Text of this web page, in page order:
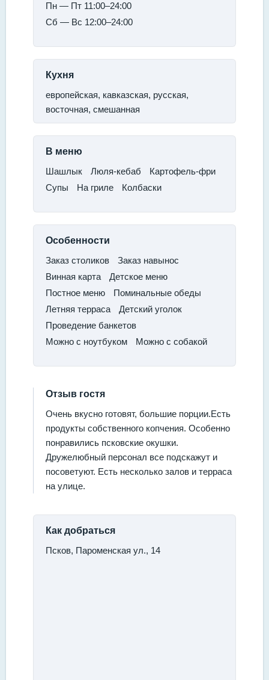
Пн — Пт 11:00–24:00
Сб — Вс 12:00–24:00
Кухня
европейская, кавказская, русская,
восточная, смешанная
В меню
Шашлык​
Люля-кебаб​
Картофель-фри​
Супы​
На гриле​ Колбаски
Особенности
​Заказ столиков
​Заказ навынос
​Винная карта​
Детское меню
​Постное меню​
Поминальные обеды​
Летняя терраса
​Детский уголок​
Проведение банкетов
​Можно с ноутбуком
​Можно с собакой
Отзыв гостя
Очень вкусно готовят, большие порции.Есть
продукты собственного копчения. Особенно
понравились псковские окушки.
Дружелюбный персонал все подскажут и
посоветуют. Есть несколько залов и терраса
на улице.
Как добраться
Псков, Пароменская ул., 14